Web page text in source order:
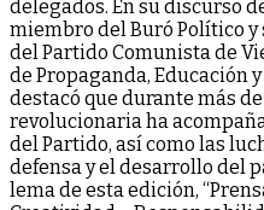
delegados. En su discurso
miembro del Buró Político
del Partido Comunista de
de Propaganda, Educación
destacó que durante más
revolucionaria ha
del Partido, así como las
defensa y el desarrollo del
lema de esta edición,